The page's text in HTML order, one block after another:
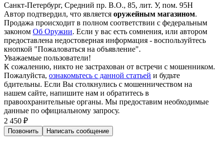
Санкт-Петербург, Средний пр. В.О., 85, лит. У, пом. 95Н
Автор подтвердил, что является оружейным магазином.
Продажа происходит в полном соответствии с федеральным
законом Об Оружии. Если у вас есть сомнения, или автором
предоставлена недостоверная информация - воспользуйтесь
кнопкой "Пожаловаться на объявление".
Уважаемые пользователи!
К сожалению, никто не застрахован от встречи с мошенником.
Пожалуйста, ознакомьтесь с данной статьей и будьте
бдительны. Если Вы столкнулись с мошенничеством на
нашем сайте, напишите нам и обратитесь в
правоохранительные органы. Мы предоставим необходимые
данные по официальному запросу.
2 450 ₽
Позвонить Написать сообщение